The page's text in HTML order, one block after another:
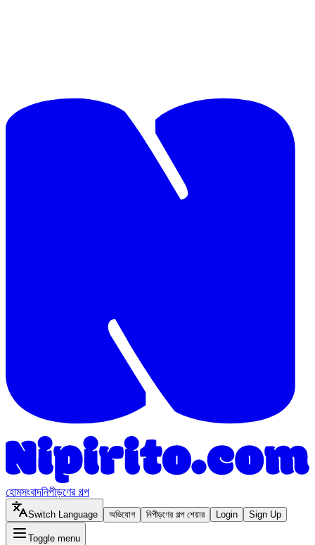
হোমসংবাদনিপীড়ণের গল্প
Switch Language অভিযোগ নিপীড়ণের গল্প শেয়ার Login Sign Up
Toggle menu